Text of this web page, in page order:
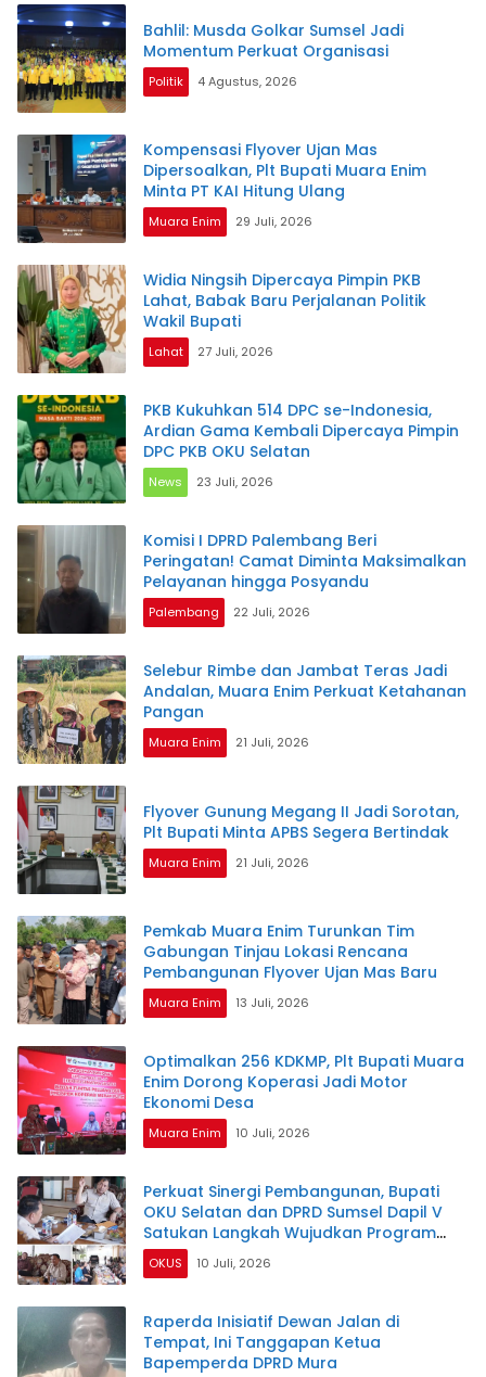
Bahlil: Musda Golkar Sumsel Jadi
Momentum Perkuat Organisasi
Politik 4 Agustus, 2026
Kompensasi Flyover Ujan Mas
Dipersoalkan, Plt Bupati Muara Enim
Minta PT KAI Hitung Ulang
Muara Enim 29 Juli, 2026
Widia Ningsih Dipercaya Pimpin PKB
Lahat, Babak Baru Perjalanan Politik
Wakil Bupati
Lahat 27 Juli, 2026
PKB Kukuhkan 514 DPC se-Indonesia,
Ardian Gama Kembali Dipercaya Pimpin
DPC PKB OKU Selatan
News 23 Juli, 2026
Komisi I DPRD Palembang Beri
Peringatan! Camat Diminta Maksimalkan
Pelayanan hingga Posyandu
Palembang 22 Juli, 2026
Selebur Rimbe dan Jambat Teras Jadi
Andalan, Muara Enim Perkuat Ketahanan
Pangan
Muara Enim 21 Juli, 2026
Flyover Gunung Megang II Jadi Sorotan,
Plt Bupati Minta APBS Segera Bertindak
Muara Enim 21 Juli, 2026
Pemkab Muara Enim Turunkan Tim
Gabungan Tinjau Lokasi Rencana
Pembangunan Flyover Ujan Mas Baru
Muara Enim 13 Juli, 2026
Optimalkan 256 KDKMP, Plt Bupati Muara
Enim Dorong Koperasi Jadi Motor
Ekonomi Desa
Muara Enim 10 Juli, 2026
Perkuat Sinergi Pembangunan, Bupati
OKU Selatan dan DPRD Sumsel Dapil V
Satukan Langkah Wujudkan Program
Prioritas
OKUS 10 Juli, 2026
Raperda Inisiatif Dewan Jalan di
Tempat, Ini Tanggapan Ketua
Bapemperda DPRD Mura